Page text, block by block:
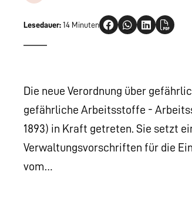
Lesedauer: 14 Minuten
Die neue Verordnung über
gefährliche Arbeitsstoffe -
1893) in Kraft getreten. Sie setzt
Verwaltungsvorschriften für die
vom…